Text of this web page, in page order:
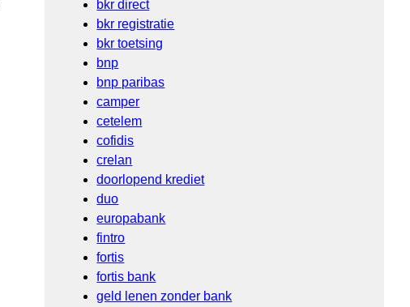
bkr direct
bkr registratie
bkr toetsing
bnp
bnp paribas
camper
cetelem
cofidis
crelan
doorlopend krediet
duo
europabank
fintro
fortis
fortis bank
geld lenen zonder bank